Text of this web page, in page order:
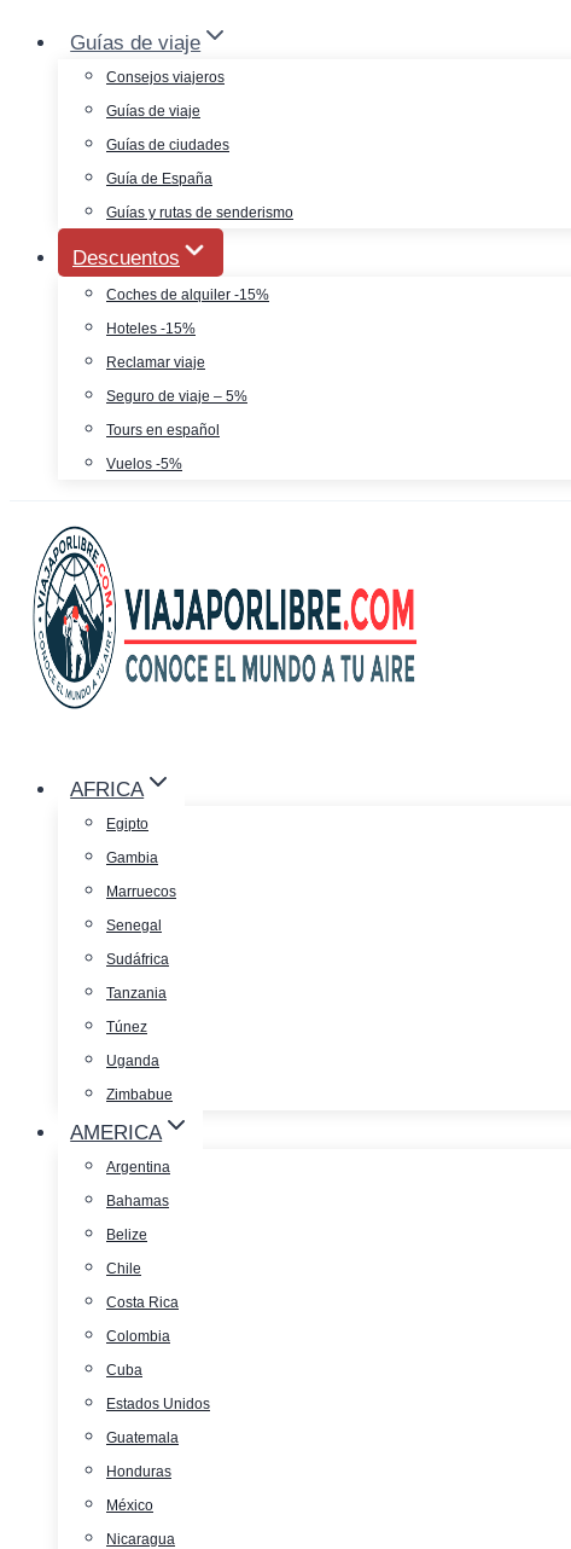
Saltar
contenido
Guías de viaje
Consejos viajeros
Guías de viaje
Guías de ciudades
Guía de España
Guías y rutas de senderismo
Descuentos
Coches de alquiler -15%
Hoteles -15%
Reclamar viaje
Seguro de viaje – 5%
Tours en español
Vuelos -5%
AFRICA
Egipto
Gambia
Marruecos
Senegal
Sudáfrica
Tanzania
Túnez
Uganda
Zimbabue
AMERICA
Argentina
Bahamas
Belize
Chile
Costa Rica
Colombia
Cuba
Estados Unidos
Guatemala
Honduras
México
Nicaragua